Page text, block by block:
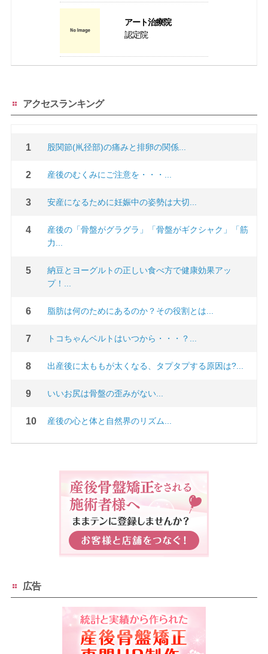
アート治療院
認定院
アクセスランキング
股関節(鼡径部)の痛みと排卵の関係...
産後のむくみにご注意を・・・...
安産になるために妊娠中の姿勢は大切...
産後の「骨盤がグラグラ」「骨盤がギクシャク」「筋
力...
納豆とヨーグルトの正しい食べ方で健康効果アッ
プ！...
脂肪は何のためにあるのか？その役割とは...
トコちゃんベルトはいつから・・・？...
出産後に太ももが太くなる、タプタプする原因は?...
いいお尻は骨盤の歪みがない...
産後の心と体と自然界のリズム...
広告